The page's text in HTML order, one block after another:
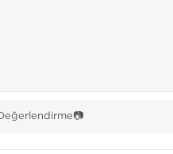
Değerlendirme📷